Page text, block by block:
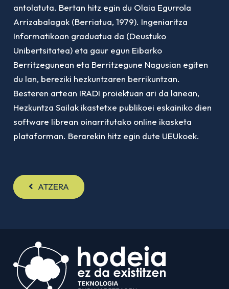
antolatuta. Bertan hitz egin du Olaia Egurrola
Arrizabalagak (Berriatua, 1979). Ingeniaritza
Informatikoan graduatua da (Deustuko
Unibertsitatea) eta gaur egun Eibarko
Berritzegunean eta Berritzegune Nagusian egiten
du lan, bereziki hezkuntzaren berrikuntzan.
Besteren artean IRADI proiektuan ari da lanean,
Hezkuntza Sailak ikastetxe publikoei eskainiko dien
software librean oinarritutako online ikasketa
plataforman. Berarekin hitz egin dute UEUkoek.
ATZERA